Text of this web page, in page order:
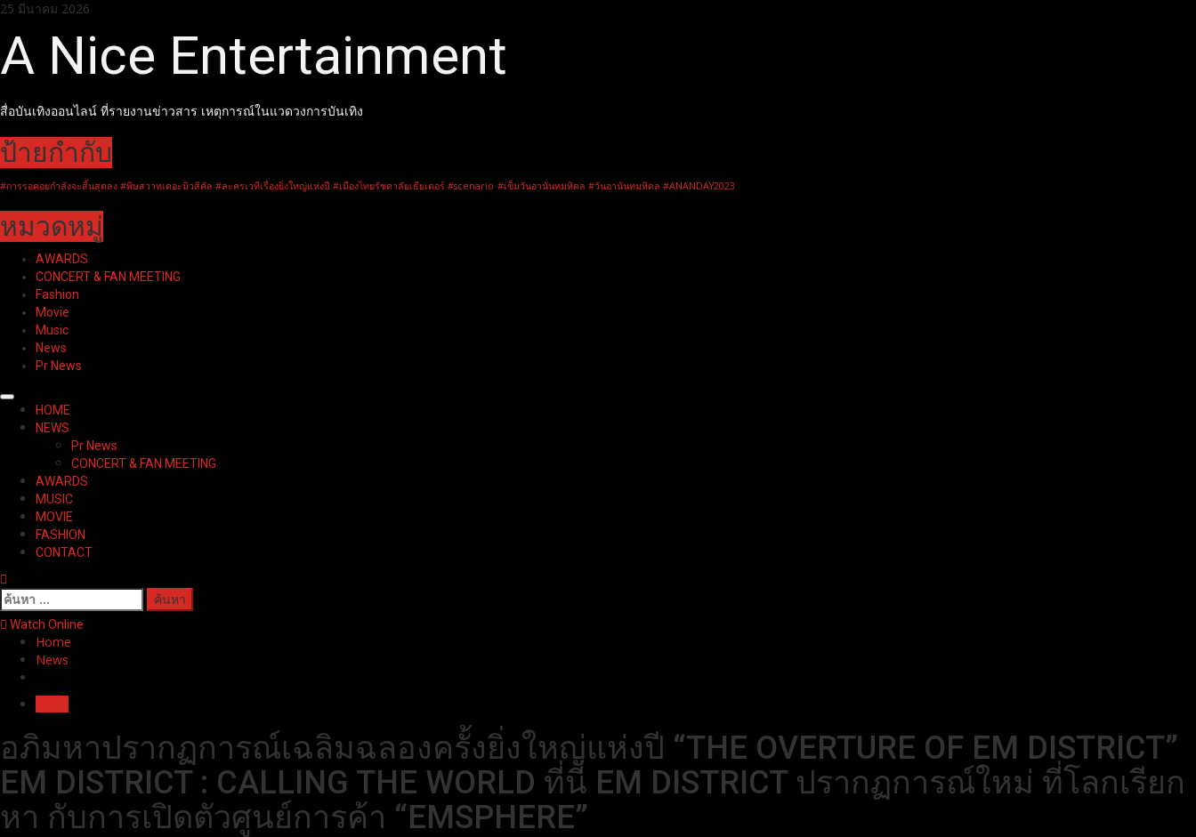
Skip
content
25 มีนาคม 2026
A Nice Entertainment
สื่อบันเทิงออนไลน์ ที่รายงานข่าวสาร เหตุการณ์ในแวดวงการบันเทิง
ป้ายกำกับ
#การรอคอยกำลังจะสิ้นสุดลง #พิษสวาทเดอะมิวสิคัล #ละครเวทีเรื่องยิ่งใหญ่แห่งปี #เมืองไทยรัชดาลัยเธียเตอร์ #scenario #เข็มวันอานันทมหิดล #วันอานันทมหิดล #ANANDAY2023
หมวดหมู่
AWARDS
CONCERT & FAN MEETING
Fashion
Movie
Music
News
Pr News
Primary
Menu
HOME
NEWS
Pr News
CONCERT & FAN MEETING
AWARDS
MUSIC
MOVIE
FASHION
CONTACT
ค้นหา
สำหรับ:
Watch Online
Home
News
อภิมหาปรากฏการณ์เฉลิมฉลองครั้งยิ่งใหญ่แห่งปี “THE OVERTURE OF EM DISTRICT”
EM DISTRICT : CALLING THE WORLD ที่นี่ EM DISTRICT ปรากฏการณ์ใหม่ ที่โลกเรียก
หา กับการเปิดตัวศูนย์การค้า “EMSPHERE”